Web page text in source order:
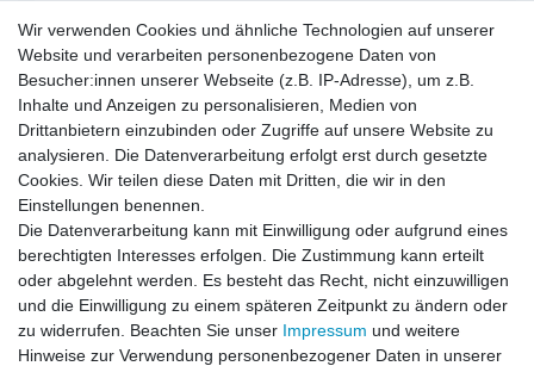
Filter
Zahlung und Versand
Impressum Daten­schutz­erklärung AGB
Barrierefreiheitserklärung Widerrufs­recht
Wir verwenden Cookies und ähnliche Technologien auf unserer
Website und verarbeiten personenbezogene Daten von
Besucher:innen unserer Webseite (z.B. IP-Adresse), um z.B.
Inhalte und Anzeigen zu personalisieren, Medien von
Drittanbietern einzubinden oder Zugriffe auf unsere Website zu
analysieren. Die Datenverarbeitung erfolgt erst durch gesetzte
Cookies. Wir teilen diese Daten mit Dritten, die wir in den
Einstellungen benennen.
Die Datenverarbeitung kann mit Einwilligung oder aufgrund eines
berechtigten Interesses erfolgen. Die Zustimmung kann erteilt
oder abgelehnt werden. Es besteht das Recht, nicht einzuwilligen
und die Einwilligung zu einem späteren Zeitpunkt zu ändern oder
zu widerrufen. Beachten Sie unser Impressum und weitere
Hinweise zur Verwendung personenbezogener Daten in unserer